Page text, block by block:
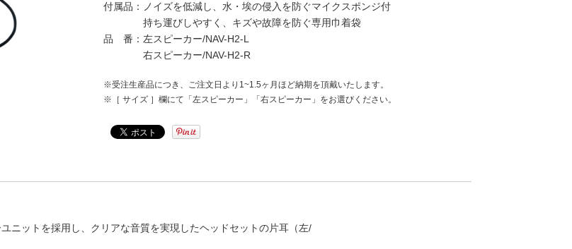
付属品：
ノイズを低減し、水・埃の侵入を防ぐマイクスポンジ付
持ち運びしやすく、キズや故障を防ぐ専用巾着袋
品 番： 左スピーカー/NAV-H2-L
右スピーカー/NAV-H2-R
※受注生産品につき、ご注文日より1~1.5ヶ月ほど納期を頂戴いたします。
※［ サイズ ］欄にて「左スピーカー」「右スピーカー」をお選びください。
ニットを採用し、クリアな音質を実現したヘッドセットの片耳（左/